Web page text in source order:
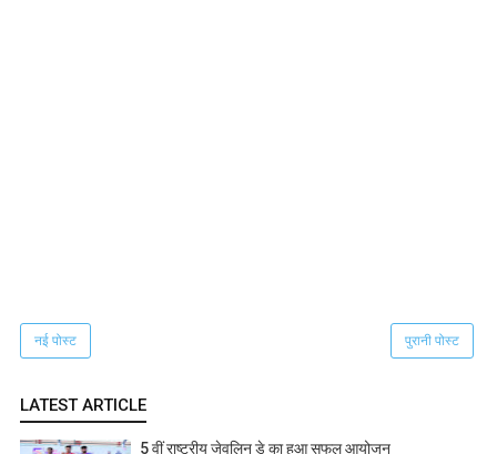
नई पोस्ट पुरानी पोस्ट
LATEST ARTICLE
5 वीं राष्ट्रीय जेवलिन डे का हुआ सफल आयोजन